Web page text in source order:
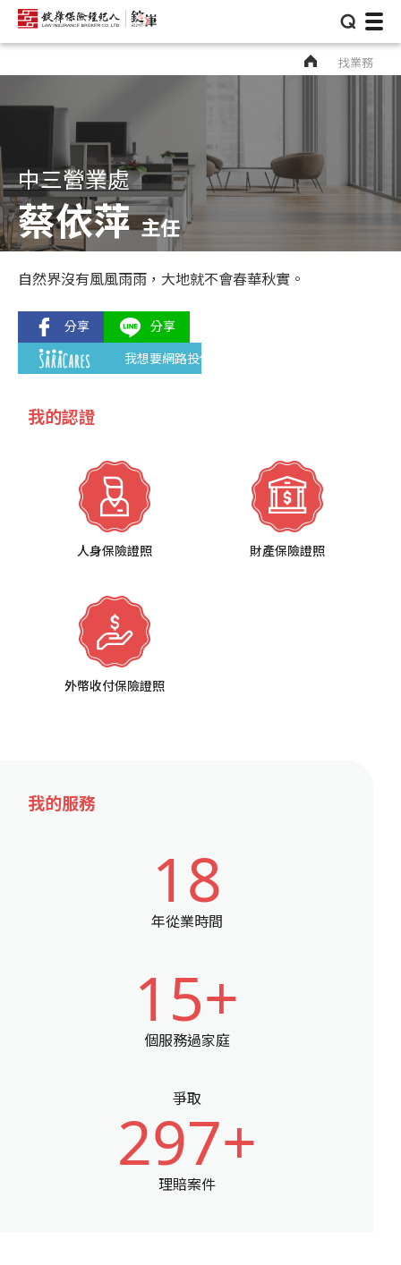
⌕
找業務
中三營業處
蔡依萍 主任
自然界沒有風風雨雨，大地就不會春華秋實。
我想要網路投保
我的認證
人身保險證照 財產保險證照
外幣收付保險證照
我的服務
18
年從業時間
15+
個服務過家庭
爭取
297+
理賠案件